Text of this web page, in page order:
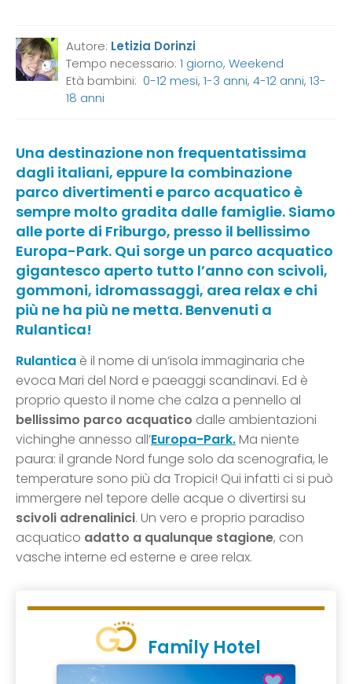
Autore: Letizia Dorinzi
Tempo necessario:1 giorno, Weekend
Età bambini:0-12 mesi,1-3 anni,4-12 anni,13-
18 anni
Una destinazione non frequentatissima
dagli italiani, eppure la combinazione
parco divertimenti e parco acquatico è
sempre molto gradita dalle famiglie. Siamo
alle porte di Friburgo, presso il bellissimo
Europa-Park. Qui sorge un parco acquatico
gigantesco aperto tutto l’anno con scivoli,
gommoni, idromassaggi, area relax e chi
più ne ha più ne metta. Benvenuti a
Rulantica!
Rulantica è il nome di un’isola immaginaria che
evoca Mari del Nord e paeaggi scandinavi. Ed è
proprio questo il nome che calza a pennello al
bellissimo parco acquatico dalle ambientazioni
vichinghe annesso all’Europa-Park.Ma niente
paura: il grande Nord funge solo da scenografia, le
temperature sono più da Tropici! Qui infatti ci si può
immergere nel tepore delle acque o divertirsi su
scivoli adrenalinici. Un vero e proprio paradiso
acquatico adatto a qualunque stagione, con
vasche interne ed esterne e aree relax.
Family Hotel